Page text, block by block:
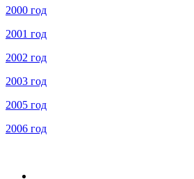
2000 год
2001 год
2002 год
2003 год
2005 год
2006 год